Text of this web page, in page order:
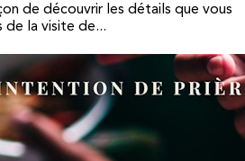
de découvrir les détails que vous
de la visite de...